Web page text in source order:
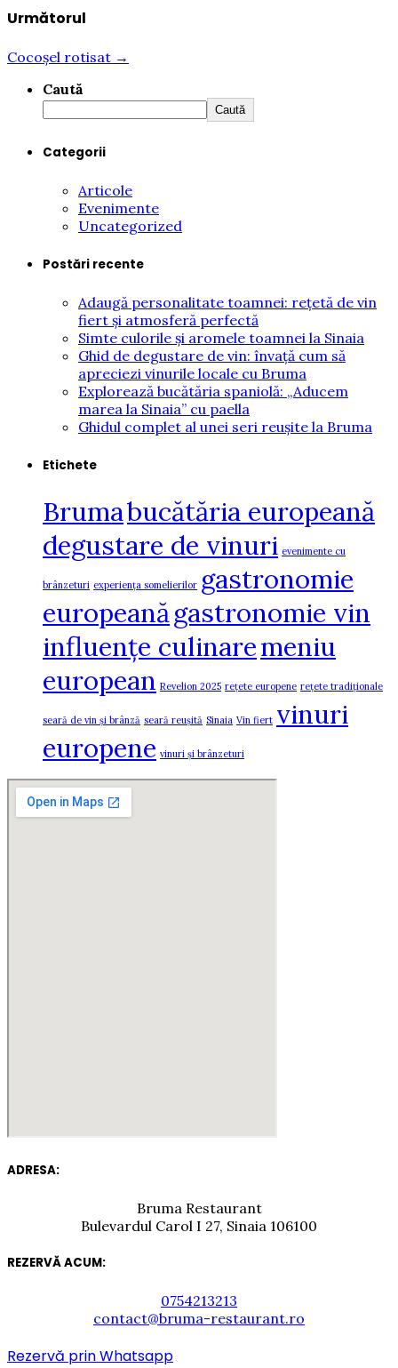
Următorul
Cocoșel rotisat →
Caută
Caută
Categorii
Articole
Evenimente
Uncategorized
Postări recente
Adaugă personalitate toamnei: rețetă de vin
fiert și atmosferă perfectă
Simte culorile și aromele toamnei la Sinaia
Ghid de degustare de vin: învață cum să
apreciezi vinurile locale cu Bruma
Explorează bucătăria spaniolă: „Aducem
marea la Sinaia” cu paella
Ghidul complet al unei seri reușite la Bruma
Etichete
Brumabucătăria europeană
degustare de vinuri evenimente cu
brânzeturi experiența somelierilor gastronomie
europeanăgastronomie vin
influențe culinaremeniu
european Revelion 2025 rețete europene rețete tradiționale
seară de vin și brânză seară reușită Sinaia Vin fiert vinuri
europene vinuri și brânzeturi
ADRESA:
Bruma Restaurant
Bulevardul Carol I 27, Sinaia 106100
REZERVĂ ACUM:
0754213213
contact@bruma-restaurant.ro
Rezervă prin Whatsapp